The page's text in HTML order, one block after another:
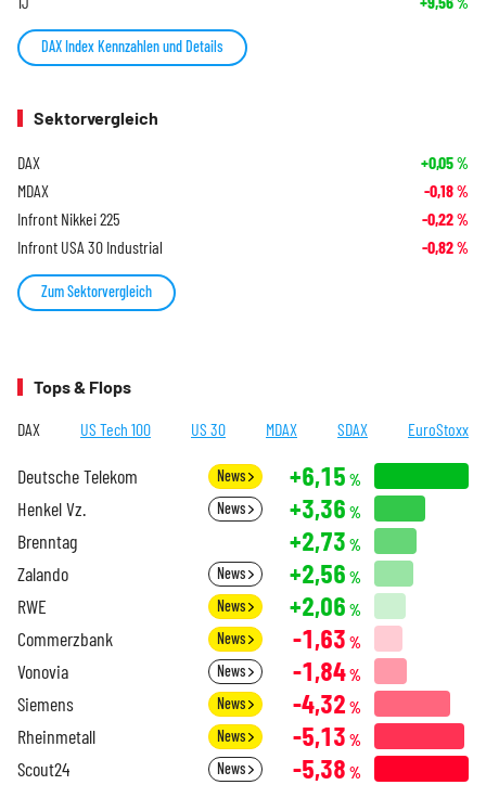
DAX Index Kennzahlen und Details
Sektorvergleich
DAX +0,05%
MDAX -0,18%
Infront Nikkei 225 -0,22%
Infront USA 30 Industrial -0,82%
Zum Sektorvergleich
Tops & Flops
DAX US Tech 100 US 30 MDAX SDAX EuroStoxx
Deutsche Telekom News +6,15 %
Henkel Vz. News +3,36 %
Brenntag +2,73 %
Zalando News +2,56 %
RWE News +2,06 %
Commerzbank News -1,63 %
Vonovia News -1,84%
Siemens News -4,32 %
Rheinmetall News -5,13 %
Scout24 News -5,38 %